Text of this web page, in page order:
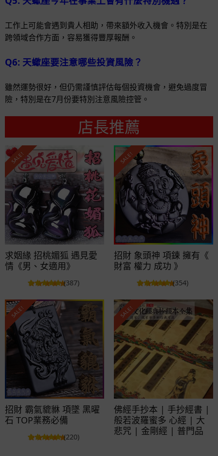
工作上可能會遇到貴人相助，帶來額外收入機會。特別是在
跨領域合作方面，容易獲得豐厚報酬。
Q6: 天蠍座要注意哪些投資風險？
雖然運勢很好，但仍需謹慎評估每個投資機會，避免過度冒
險，特別是在7月份要特別注意風險控管。
店長推薦
SALE!
求姻緣 招桃媚狐 遇見愛
情《男、女適用》
(387)
SALE!
招財 象頭神 項鍊 擁有《
財富 權力 成功 》
(354)
SALE!
招財 霸氣貔貅 項墜 黑曜
石 TOP業務必備
(220)
SALE!
佛經手抄本 | 手抄經書 |
般若波羅蜜多 心經 | 大
悲咒 | 金剛經 | 普門品